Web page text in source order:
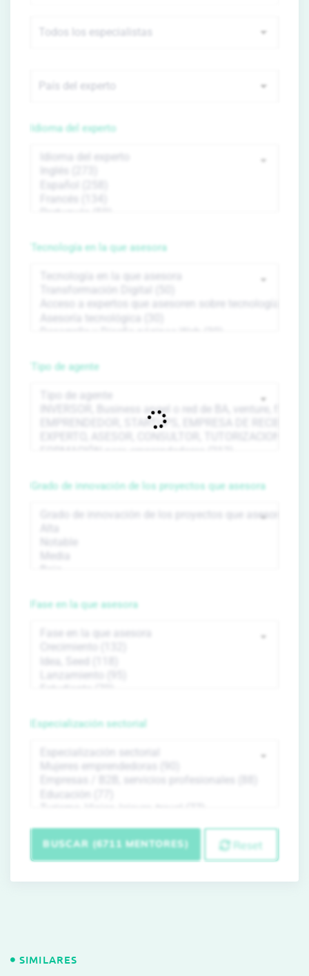
Idioma del experto
Tecnología en la que asesora
Tipo de agente
Grado de innovación de los proyectos que asesora
Fase en la que asesora
Especialización sectorial
BUSCAR (6711 MENTORES) Reset
SIMILARES